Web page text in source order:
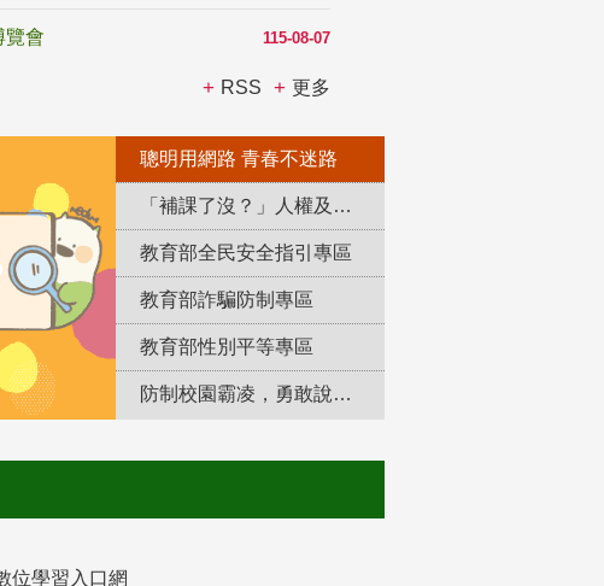
115-08-07
覽會
RSS 更多
聰明用網路 青春不迷路
「補課了沒？」人權及轉型正義教育專區
教育部全民安全指引專區
教育部詐騙防制專區
教育部性別平等專區
防制校園霸凌，勇敢說出來！
位學習入口網